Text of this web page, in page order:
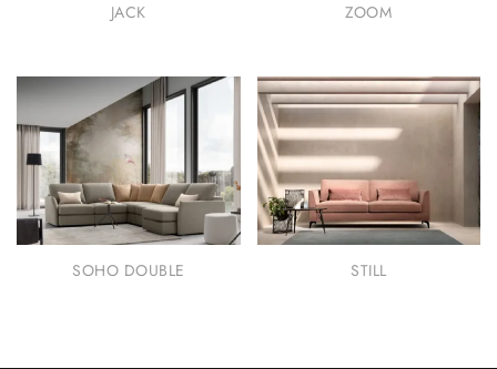
JACK ZOOM
SOHO DOUBLE STILL